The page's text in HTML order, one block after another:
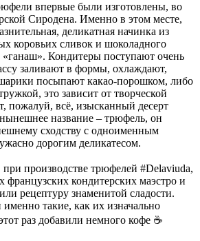
впервые были изготовлены, во
Сиродена. Именно в этом месте,
деликатная начинка из
коровьих сливок и шоколадного
«ганаш». Кондитеры поступают очень
заливают в формы, охлаждают,
посыпают какао-порошком, либо
это зависит от творческой
пожалуй, всё, изысканный десерт
название – трюфель, он
сходству с одноименным
дорогим деликатесом.
производстве трюфелей #Delaviuda,
кондитерских маэстро и
рецептуру знаменитой сладости.
такие, как их изначально
раз добавили немного кофе ☕️